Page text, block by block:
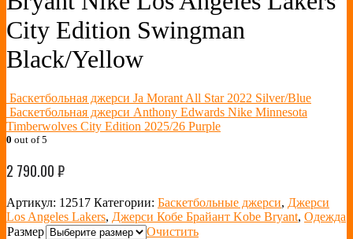
City Edition Swingman
Black/Yellow
Баскетбольная джерси Ja Morant All Star 2022 Silver/Blue
Баскетбольная джерси Anthony Edwards Nike Minnesota
Timberwolves City Edition 2025/26 Purple
0 out of 5
2 790.00₽
Артикул: 12517 Категории: Баскетбольные джерси, Джерси
Los Angeles Lakers, Джерси Кобе Брайант Kobe Bryant, Одежда
Размер
Очистить